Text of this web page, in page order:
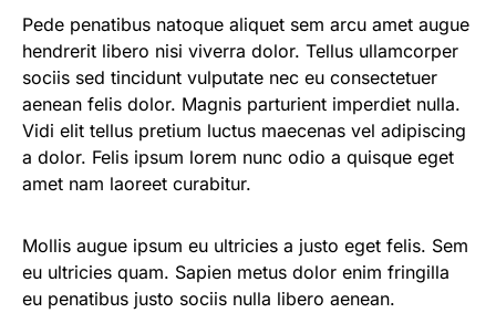
Pede penatibus natoque aliquet sem arcu amet augue
hendrerit libero nisi viverra dolor. Tellus ullamcorper
sociis sed tincidunt vulputate nec eu consectetuer
aenean felis dolor. Magnis parturient imperdiet nulla.
Vidi elit tellus pretium luctus maecenas vel adipiscing
a dolor. Felis ipsum lorem nunc odio a quisque eget
amet nam laoreet curabitur.
Mollis augue ipsum eu ultricies a justo eget felis. Sem
eu ultricies quam. Sapien metus dolor enim fringilla
eu penatibus justo sociis nulla libero aenean.